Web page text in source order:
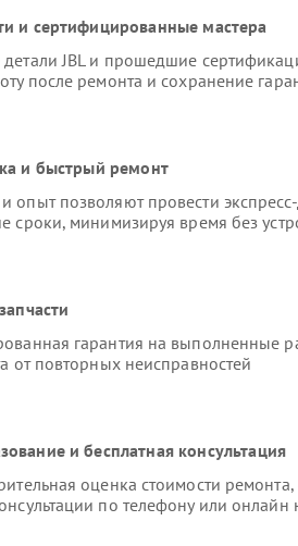
и сертифицированные мастера
JBL и прошедшие
после ремонта и сохранение
и быстрый ремонт
позволяют провести экспресс-
сроки, минимизируя время без
гарантия на выполненные
от повторных неисправностей
и бесплатная консультация
оценка стоимости ремонта,
по телефону или онлайн